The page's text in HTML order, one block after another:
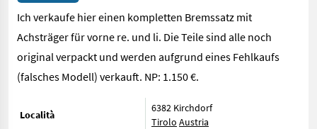
Ich verkaufe hier einen kompletten Bremssatz mit
Achsträger für vorne re. und li. Die Teile sind alle noch
original verpackt und werden aufgrund eines Fehlkaufs
(falsches Modell) verkauft. NP: 1.150 €.
Località
6382 Kirchdorf
Tirolo Austria